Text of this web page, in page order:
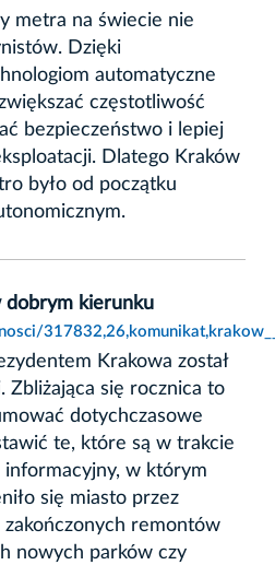
metra na świecie nie
Dzięki
automatyczne
częstotliwość
bezpieczeństwo i lepiej
Dlatego Kraków
było od początku
dobrym kierunku
Krakowa został
Zbliżająca się rocznica to
dotychczasowe
te, które są w trakcie
informacyjny, w którym
się miasto przez
remontów
nowych parków czy